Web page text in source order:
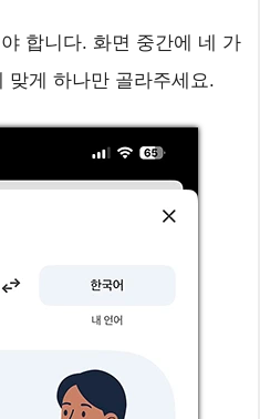
합니다. 화면 중간에 네 가
맞게 하나만 골라주세요.